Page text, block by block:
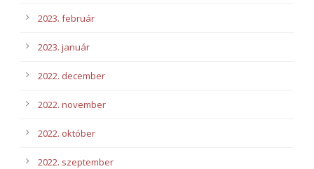
2023. február
2023. január
2022. december
2022. november
2022. október
2022. szeptember